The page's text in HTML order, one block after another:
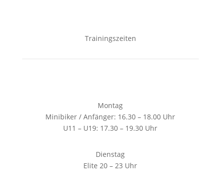
Trainingszeiten
Montag
Minibiker / Anfänger: 16.30 – 18.00 Uhr
U11 – U19: 17.30 – 19.30 Uhr
Dienstag
Elite 20 – 23 Uhr